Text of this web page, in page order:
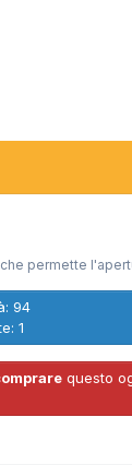
permette
94
1
questo